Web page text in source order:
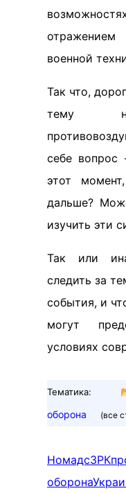
военной
Так что,
тему
себе
этот
дальше?
изучить эти
Так или
следить за
события, и
могут
условиях
Тематика:
оборона
(все
НомадсЗРК
оборона